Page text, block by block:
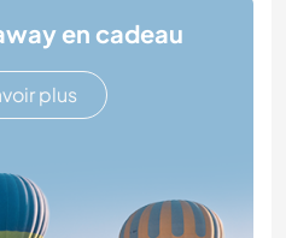
en cadeau
plus